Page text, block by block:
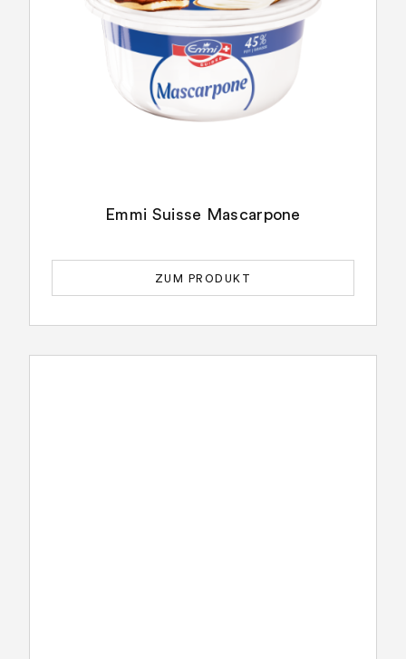
Emmi Suisse Mascarpone
ZUM PRODUKT